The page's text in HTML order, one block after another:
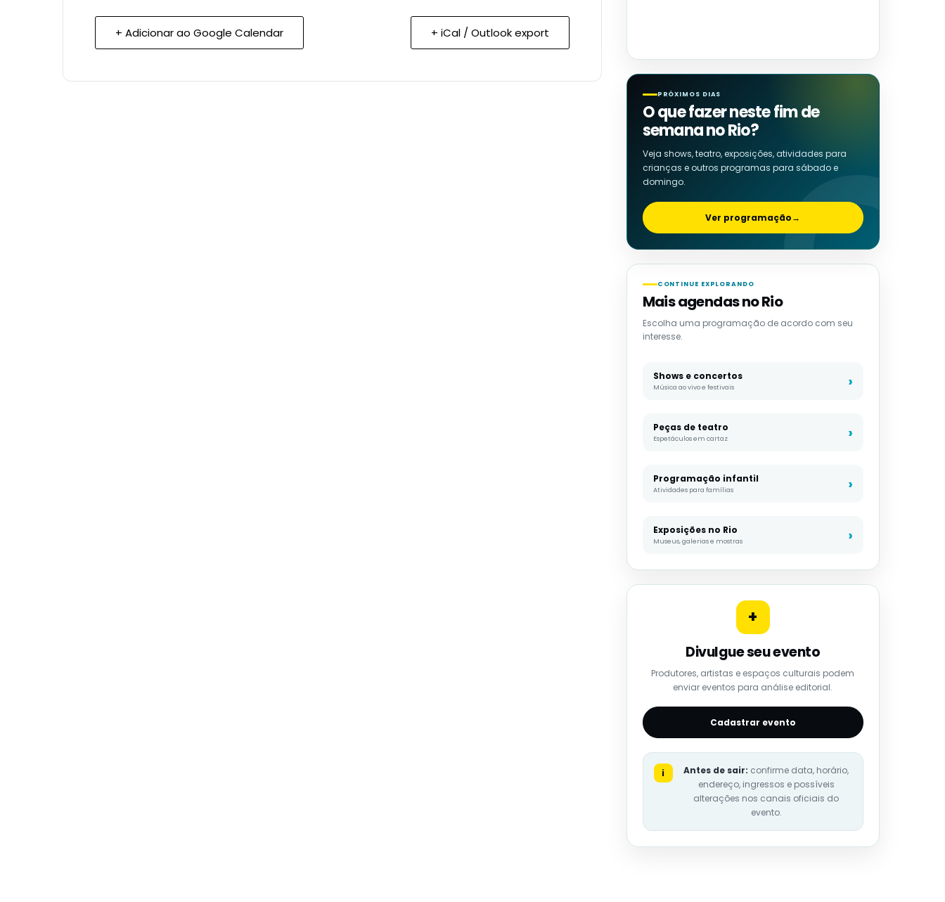
+ Adicionar ao Google Calendar + iCal / Outlook export
PRÓXIMOS DIAS
O que fazer neste fim de
semana no Rio?
Veja shows, teatro, exposições, atividades para
crianças e outros programas para sábado e
domingo.
Ver programação→
CONTINUE EXPLORANDO
Mais agendas no Rio
Escolha uma programação de acordo com seu
interesse.
Shows e concertos
Música ao vivo e festivais
Peças de teatro
Espetáculos em cartaz
Programação infantil
Atividades para famílias
Exposições no Rio
Museus, galerias e mostras
+
Divulgue seu evento
Produtores, artistas e espaços culturais podem
enviar eventos para análise editorial.
Cadastrar evento
i Antes de sair: confirme data, horário,
endereço, ingressos e possíveis
alterações nos canais oficiais do
evento.